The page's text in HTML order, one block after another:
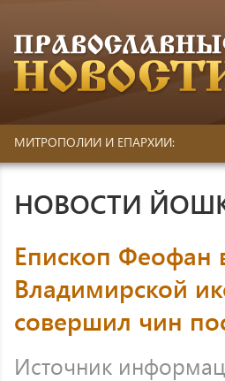
МИТРОПОЛИИ И ЕПАРХИИ:
НОВОСТИ
Епископ Феофан
Владимирской
совершил чин
Источник